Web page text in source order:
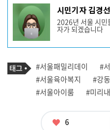
기
사
성
자
프
필
시민기자 김경선
2026년 서울 시민
자가 되겠습니다
기
사
관
련
태
태
그
#서울패밀리데이
#
#서울육아복지
#강
#서울아이룸
#미리
좋
6